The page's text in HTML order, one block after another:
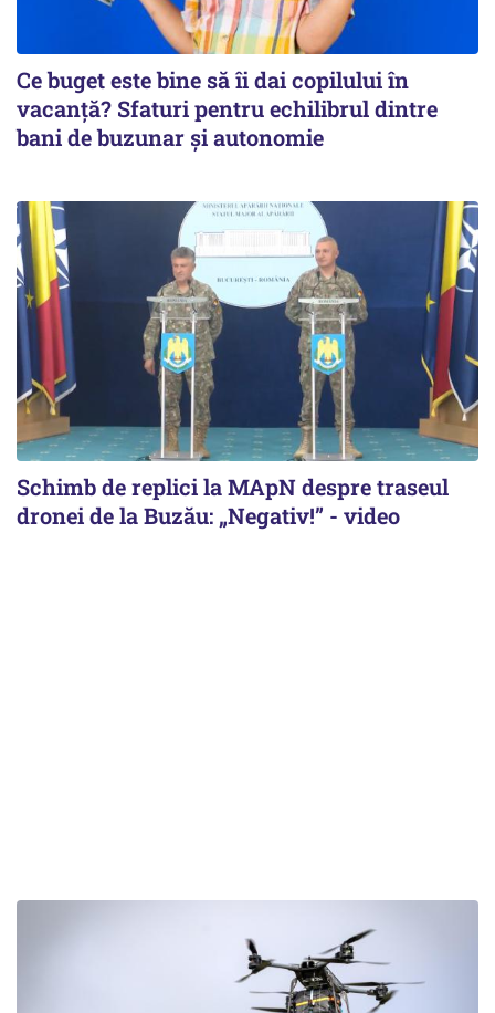
Ce buget este bine să îi dai copilului în
vacanță? Sfaturi pentru echilibrul dintre
bani de buzunar și autonomie
Schimb de replici la MApN despre traseul
dronei de la Buzău: „Negativ!” - video